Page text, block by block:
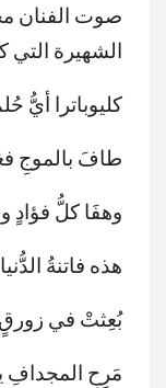
صوت الفنان
الشهيرة التي
كليوباترا أيُّ
طافَ بالموجِ
وهفَا كلُّ فؤادٍ
هذه فاتنةُ
بُعِثتْ في
مَرِحِ المجدافِ